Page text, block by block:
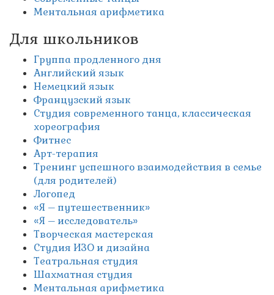
Ментальная арифметика
Для школьников
Группа продленного дня
Английский язык
Немецкий язык
Французский язык
Студия современного танца, классическая
хореография
Фитнес
Арт-терапия
Тренинг успешного взаимодействия в семье
(для родителей)
Логопед
«Я – путешественник»
«Я – исследователь»
Творческая мастерская
Студия ИЗО и дизайна
Театральная студия
Шахматная студия
Ментальная арифметика